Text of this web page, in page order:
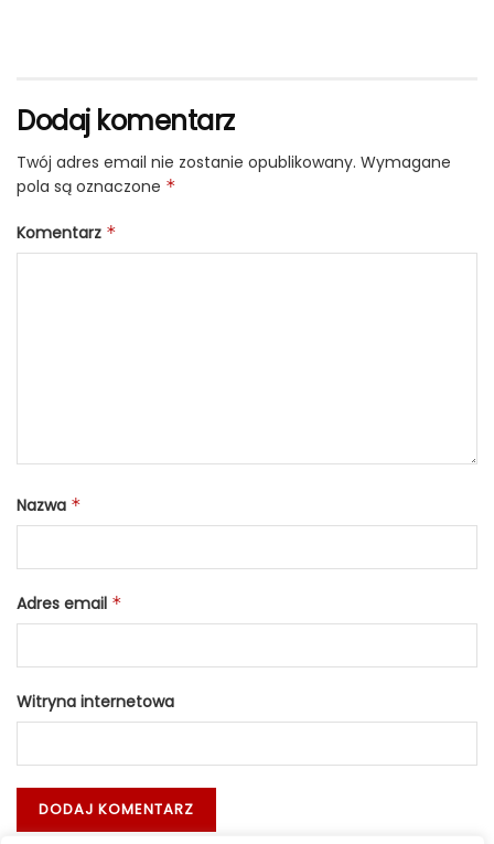
Dodaj komentarz
Twój adres email nie zostanie opublikowany. Wymagane
pola są oznaczone *
Komentarz *
Nazwa *
Adres email *
Witryna internetowa